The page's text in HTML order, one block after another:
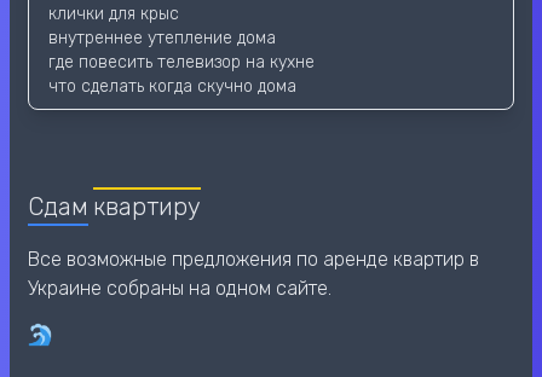
клички для крыс
внутреннее утепление дома
где повесить телевизор на кухне
что сделать когда скучно дома
Сдам квартиру
Все возможные предложения по аренде квартир в
Украине собраны на одном сайте.